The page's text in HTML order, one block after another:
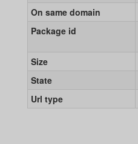
On same domain
Package id
Size
State
Url type